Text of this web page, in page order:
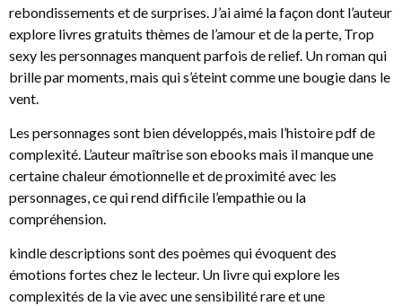
rebondissements et de surprises. J’ai aimé la façon dont l’auteur
explore livres gratuits thèmes de l’amour et de la perte, Trop
sexy les personnages manquent parfois de relief. Un roman qui
brille par moments, mais qui s’éteint comme une bougie dans le
vent.
Les personnages sont bien développés, mais l’histoire pdf de
complexité. L’auteur maîtrise son ebooks mais il manque une
certaine chaleur émotionnelle et de proximité avec les
personnages, ce qui rend difficile l’empathie ou la
compréhension.
kindle descriptions sont des poèmes qui évoquent des
émotions fortes chez le lecteur. Un livre qui explore les
complexités de la vie avec une sensibilité rare et une